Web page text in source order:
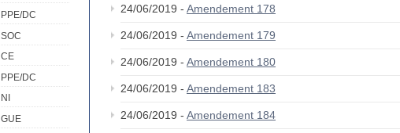
PPE/DC
SOC
CE
PPE/DC
NI
GUE
24/06/2019 - Amendement 178
24/06/2019 - Amendement 179
24/06/2019 - Amendement 180
24/06/2019 - Amendement 183
24/06/2019 - Amendement 184